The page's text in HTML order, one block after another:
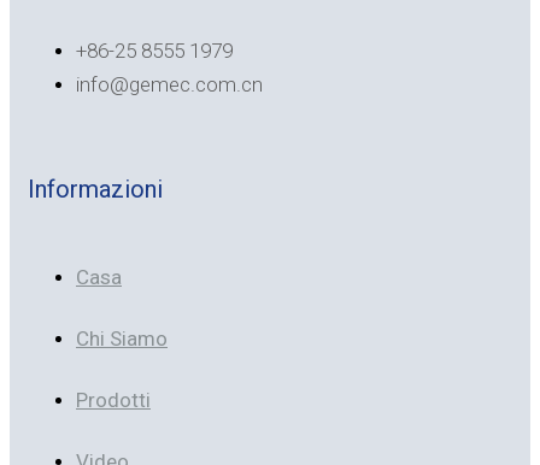
+86-25 8555 1979
info@gemec.com.cn
Informazioni
Casa
Chi Siamo
Prodotti